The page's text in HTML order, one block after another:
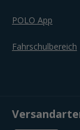
POLO App
Fahrschulbereich